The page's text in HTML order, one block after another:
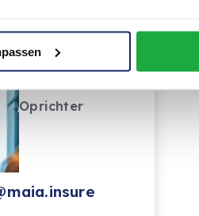
Willem
Touw
Oprichter